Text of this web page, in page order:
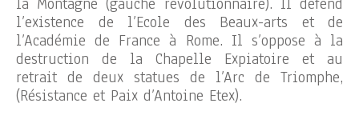
la Montagne (gauche révolutionnaire). Il défend
l’existence de l’Ecole des Beaux-arts et de
l’Académie de France à Rome. Il s’oppose à la
destruction de la Chapelle Expiatoire et au
retrait de deux statues de l’Arc de Triomphe,
(Résistance et Paix d’Antoine Etex).